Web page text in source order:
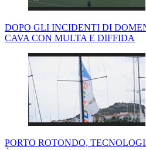
DOPO GLI INCIDENTI DI
CAVA CON MULTA E DIFFIDA
PORTO ROTONDO,